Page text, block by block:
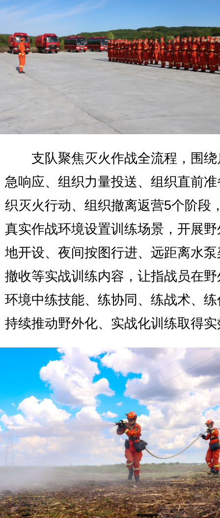
支队聚焦灭火作战全流程，围绕
急响应、组织力量投送、组织直前
织灭火行动、组织撤离返营5个阶段
真实作战环境设置训练场景，开展
地开设、夜间按图行进、远距离水
撤收等实战训练内容，让指战员在
环境中练技能、练协同、练战术、
持续推动野外化、实战化训练取得